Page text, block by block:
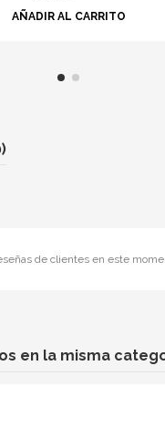
AÑADIR AL CARRITO
de clientes en este
en la misma